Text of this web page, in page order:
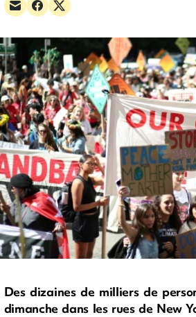
Des dizaines de milliers de
dimanche dans les rues de New